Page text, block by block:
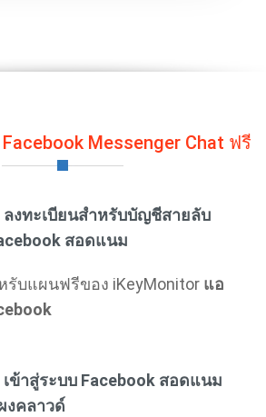
Messenger Chat ฟรี
ลงทะเบียนสําหรับบัญชีสายลับ
สอดแนม
รับแผนฟรีของ iKeyMonitor แอ
เข้าสู่ระบบ Facebook สอดแนม
งคลาวด์